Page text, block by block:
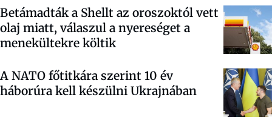
Betámadták a Shellt az oroszoktól vett
olaj miatt, válaszul a nyereséget a
menekültekre költik
A NATO főtitkára szerint 10 év
háborúra kell készülni Ukrajnában